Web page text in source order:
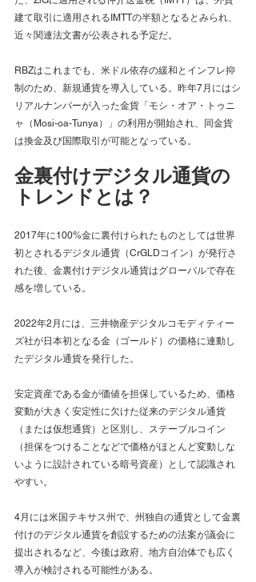
建て取引に適用されるIMTTの半額となるとみられ、
近々関連法文書が公表される予定だ。
RBZはこれまでも、米ドル依存の緩和とインフレ抑
制のため、新規通貨を導入している。昨年7月にはシ
リアルナンバーが入った金貨「モシ・オア・トゥニ
ャ（Mosi-oa-Tunya）」の利用が開始され、同金貨
は換金及び国際取引が可能となっている。
金裏付けデジタル通貨の
トレンドとは？
2017年に100%金に裏付けられたものとしては世界
初とされるデジタル通貨（CrGLDコイン）が発行さ
れた後、金裏付けデジタル通貨はグローバルで存在
感を増している。
2022年2月には、三井物産デジタルコモディティー
ズ社が日本初となる金（ゴールド）の価格に連動し
たデジタル通貨を発行した。
安定資産である金が価値を担保しているため、価格
変動が大きく安定性に欠けた従来のデジタル通貨
（または仮想通貨）と区別し、ステーブルコイン
（担保をつけることなどで価格がほとんど変動しな
いように設計されている暗号資産）として認識され
やすい。
4月には米国テキサス州で、州独自の通貨として金裏
付けのデジタル通貨を創設するための法案が議会に
提出されるなど、今後は政府、地方自治体でも広く
導入が検討される可能性がある。